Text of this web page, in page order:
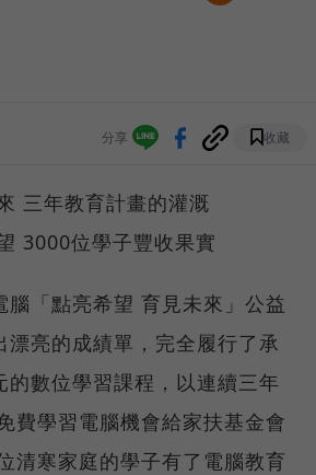
分享 收藏
三年教育計畫的灌溉
3000位學子豐收果實
腦「點亮希望 育見未來」公益
漂亮的成績單，完全履行了承
的數位學習課程，以連續三年
費學習電腦機會給家扶基金會
清寒家庭的學子有了電腦教育